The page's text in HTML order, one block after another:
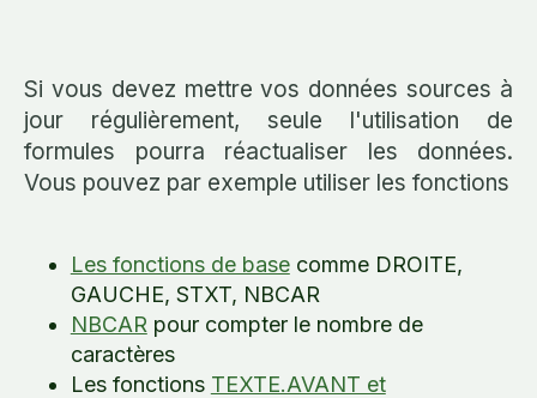
Si vous devez mettre vos données sources à
jour régulièrement, seule l'utilisation de
formules pourra réactualiser les données.
Vous pouvez par exemple utiliser les fonctions
Les fonctions de basecomme DROITE,
GAUCHE, STXT, NBCAR
NBCAR pour compter le nombre de
caractères
Les fonctions TEXTE.AVANT et